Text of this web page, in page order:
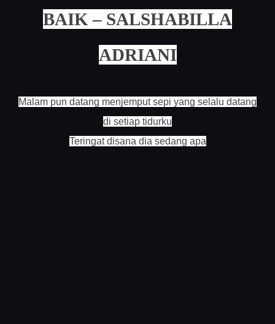
BAIK – SALSHABILLA
ADRIANI
Malam pun datang menjemput sepi yang selalu datang
di setiap tidurku
Teringat disana dia sedang apa